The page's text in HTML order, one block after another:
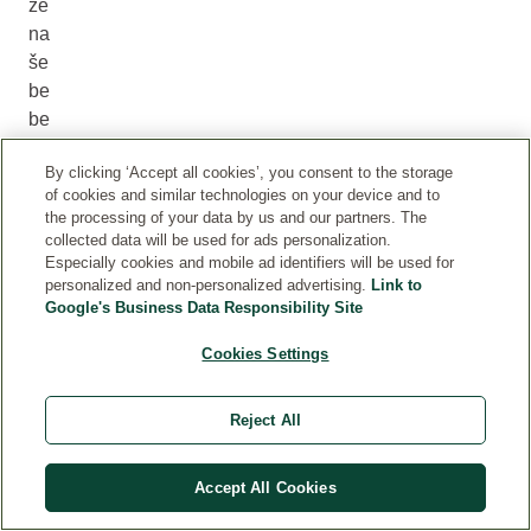
že
na
še
be
be
po
až
ča
en
By clicking ‘Accept all cookies’, you consent to the storage
of cookies and similar technologies on your device and to
the processing of your data by us and our partners. The
collected data will be used for ads personalization.
Especially cookies and mobile ad identifiers will be used for
personalized and non-personalized advertising. Link to
Google's Business Data Responsibility Site
Cookies Settings
Reject All
Accept All Cookies